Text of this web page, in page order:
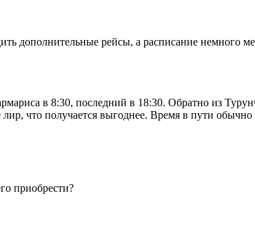
дополнительные рейсы, а расписание немного
в 8:30, последний в 18:30. Обратно из
что получается выгоднее. Время в пути
приобрести?